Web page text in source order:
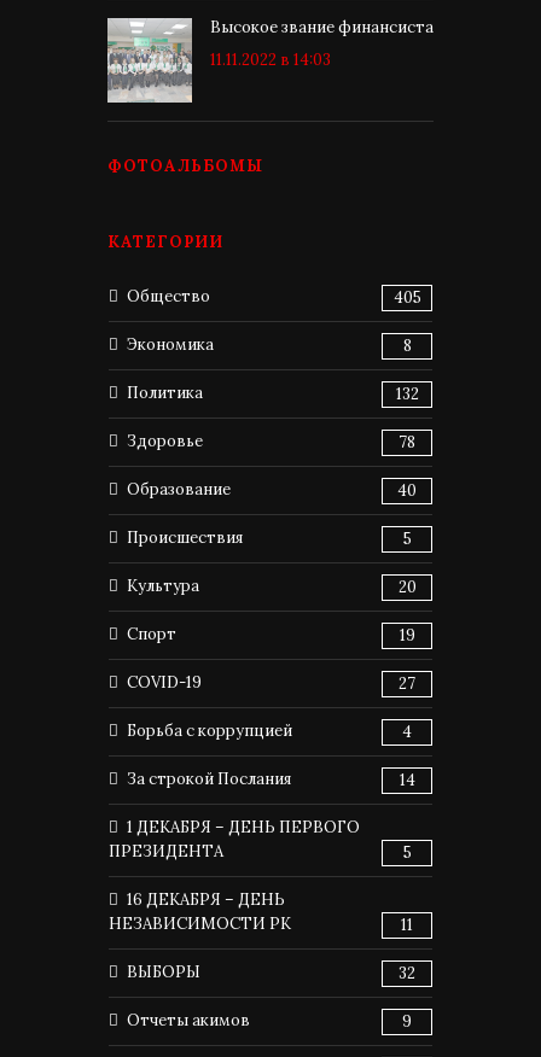
Высокое звание финансиста
11.11.2022 в 14:03
ФОТОАЛЬБОМЫ
КАТЕГОРИИ
Общество 405
Экономика 8
Политика 132
Здоровье 78
Образование 40
Происшествия 5
Культура 20
Спорт 19
COVID-19 27
Борьба с коррупцией 4
За строкой Послания 14
1 ДЕКАБРЯ – ДЕНЬ ПЕРВОГО
ПРЕЗИДЕНТА
5
16 ДЕКАБРЯ – ДЕНЬ
НЕЗАВИСИМОСТИ РК
11
ВЫБОРЫ 32
Отчеты акимов 9